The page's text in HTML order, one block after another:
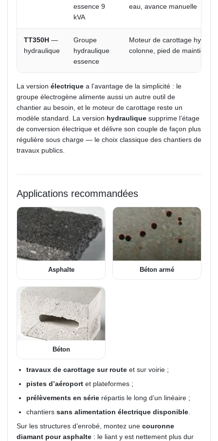
essence 9
kVA
eau, avance manuelle
TT350H —
hydraulique
Groupe
hydraulique
essence
Moteur de carottage
colonne, pied de maintien,
La version électrique a l’avantage de la simplicité : le
groupe électrogène alimente aussi un autre outil de
chantier au besoin, et le moteur de carottage reste un
modèle standard. La version hydraulique supprime l’étage
de conversion électrique et délivre son couple de façon plus
régulière sous charge — le choix classique des chantiers de
travaux publics.
Applications recommandées
Asphalte Béton armé
Béton
travaux de carottage sur route et sur voirie ;
pistes d’aéroport et plateformes ;
prélèvements en série répartis le long d’un linéaire ;
chantiers sans alimentation électrique disponible
Sur les structures d’enrobé, montez une couronne
diamant pour asphalte : le liant y est nettement plus dur